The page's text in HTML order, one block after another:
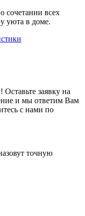
сочетании всех
уюта в доме.
заявку на
и мы ответим Вам
с нами по
точную